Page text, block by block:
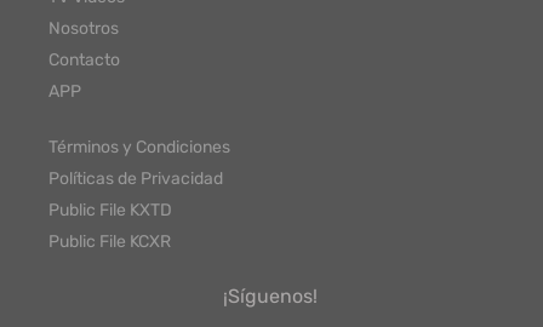
Nosotros
Contacto
APP
Términos y Condiciones
Políticas de Privacidad
Public File KXTD
Public File KCXR
¡Síguenos!